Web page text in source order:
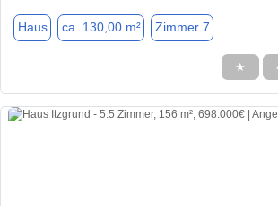
Haus ca. 130,00 m² Zimmer 7
★